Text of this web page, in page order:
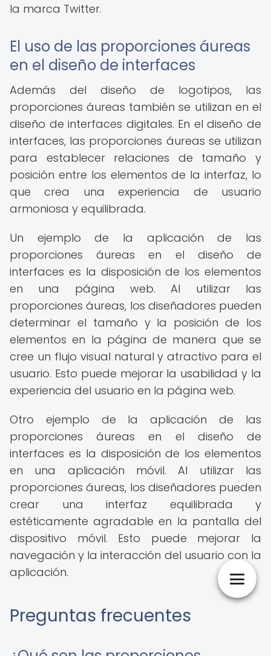
la marca Twitter.
El uso de las proporciones áureas
en el diseño de interfaces
Además del diseño de logotipos, las
proporciones áureas también se utilizan en el
diseño de interfaces digitales. En el diseño de
interfaces, las proporciones áureas se utilizan
para establecer relaciones de tamaño y
posición entre los elementos de la interfaz, lo
que crea una experiencia de usuario
armoniosa y equilibrada.
Un ejemplo de la aplicación de las
proporciones áureas en el diseño de
interfaces es la disposición de los elementos
en una página web. Al utilizar las
proporciones áureas, los diseñadores pueden
determinar el tamaño y la posición de los
elementos en la página de manera que se
cree un flujo visual natural y atractivo para el
usuario. Esto puede mejorar la usabilidad y la
experiencia del usuario en la página web.
Otro ejemplo de la aplicación de las
proporciones áureas en el diseño de
interfaces es la disposición de los elementos
en una aplicación móvil. Al utilizar las
proporciones áureas, los diseñadores pueden
crear una interfaz equilibrada y
estéticamente agradable en la pantalla del
dispositivo móvil. Esto puede mejorar la
navegación y la interacción del usuario con la
aplicación.
Preguntas frecuentes